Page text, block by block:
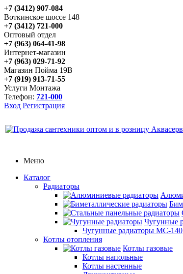
+7 (3412) 907-084
Воткинское шоссе 148
+7 (3412) 721-000
Оптовый отдел
+7 (963) 064-41-98
Интернет-магазин
+7 (963) 029-71-92
Магазин Пойма 19В
+7 (919) 913-71-55
Услуги Монтажа
Телефон: 721-000
Вход Регистрация
Меню
Каталог
Радиаторы
Чугунные
Чугунные радиаторы МС-140
Котлы отопления
Котлы газовые
Котлы напольные
Котлы настенные